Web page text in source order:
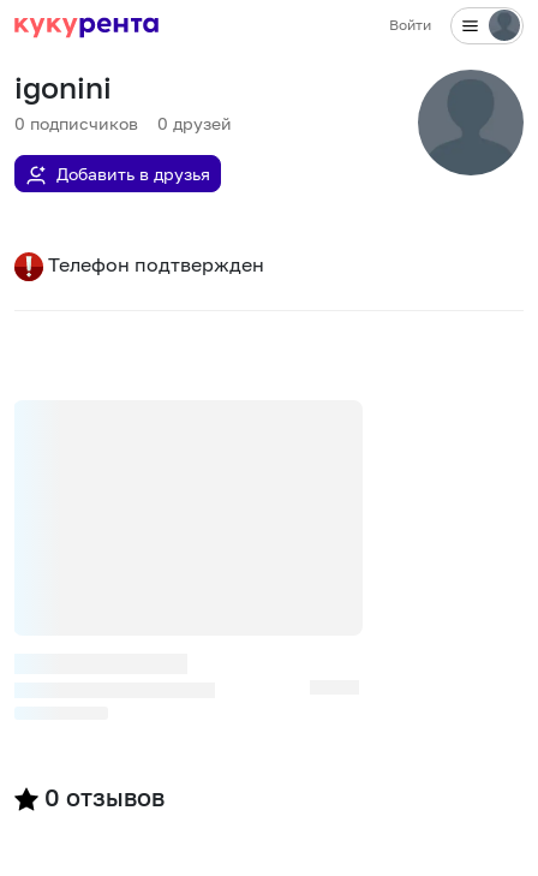
Войти
igonini
0 подписчиков 0 друзей
Добавить в друзья
Телефон подтвержден
0 отзывов